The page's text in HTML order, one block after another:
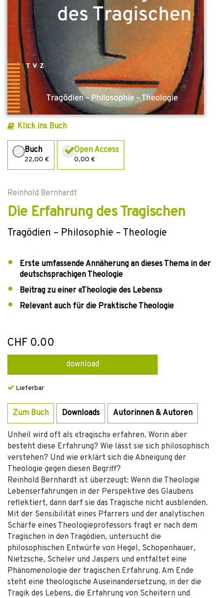
Klick ins Buch
Buch
22,00 €
Open Access
0,00 €
Reinhold Bernhardt
Die Erfahrung des Tragischen
Tragödien – Philosophie – Theologie
Erste umfassende Annäherung an dieses Thema in der
deutschsprachigen Theologie
Beitrag zu einer «Theologie des Lebens»
Relevant auch für die Praktische Theologie
CHF 0.00
download
Lieferbar
Zum Buch Downloads Autorinnen & Autoren
Unheil wird oft als «tragisch» erfahren. Worin aber
besteht diese Erfahrung? Wie lässt sie sich philosophisch
verstehen? Und wie erklärt sich die Abneigung der
Theologie gegen diesen Begriff?
Reinhold Bernhardt ist überzeugt: Wenn die Theologie
Lebenserfahrungen in der Perspektive des Glaubens
reflektiert, dann darf sie das Tragische nicht ausblenden.
Mit der Sensibilität eines Pfarrers und der analytischen
Schärfe eines Theologieprofessors fragt er nach dem
Tragischen in den Tragödien, untersucht die
philosophischen Entwürfe von Hegel, Schopenhauer,
Nietzsche, Scheler und Jaspers und entfaltet eine
Phänomenologie der tragischen Erfahrung. Am Ende
steht eine theologische Auseinandersetzung, in der die
Tragik des Lebens, die Erfahrung von Scheitern und